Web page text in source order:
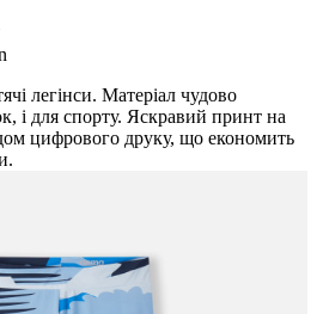
легінси. Матеріал чудово
і для спорту. Яскравий принт на
цифрового друку, що економить